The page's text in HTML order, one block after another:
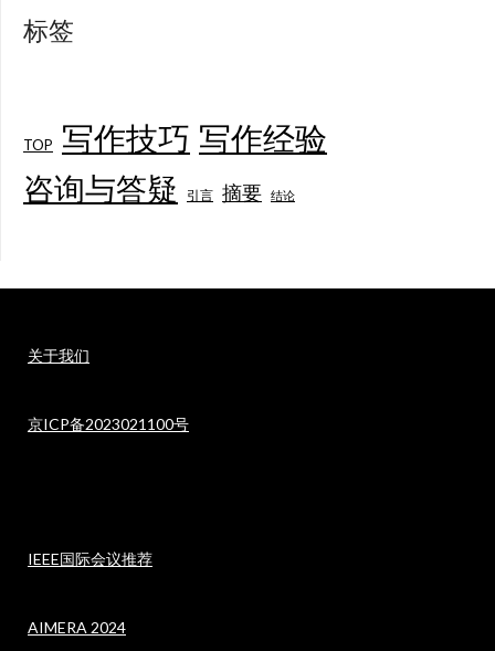
标签
TOP 写作技巧 写作经验
咨询与答疑 引言 摘要 结论
关于我们
京ICP备2023021100号
IEEE国际会议推荐
AIMERA 2024